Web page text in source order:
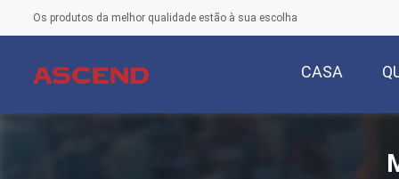
Os produtos da melhor qualidade estão à sua escolha
CASA